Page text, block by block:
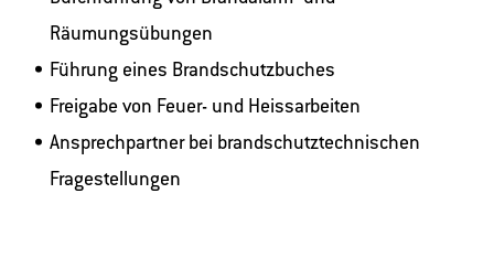
Räumungsübungen
Führung eines Brandschutzbuches
Freigabe von Feuer- und Heissarbeiten
Ansprechpartner bei brandschutztechnischen
Fragestellungen